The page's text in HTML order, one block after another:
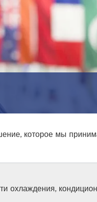
которое мы
охлаждения,